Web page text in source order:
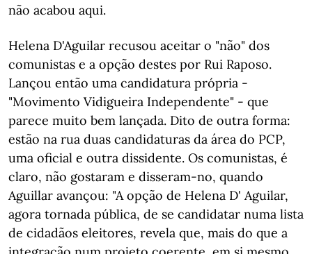
não acabou aqui.
Helena D'Aguilar recusou aceitar o "não" dos
comunistas e a opção destes por Rui Raposo.
Lançou então uma candidatura própria -
"Movimento Vidigueira Independente" - que
parece muito bem lançada. Dito de outra forma:
estão na rua duas candidaturas da área do PCP,
uma oficial e outra dissidente. Os comunistas, é
claro, não gostaram e disseram-no, quando
Aguillar avançou: "A opção de Helena D' Aguilar,
agora tornada pública, de se candidatar numa lista
de cidadãos eleitores, revela que, mais do que a